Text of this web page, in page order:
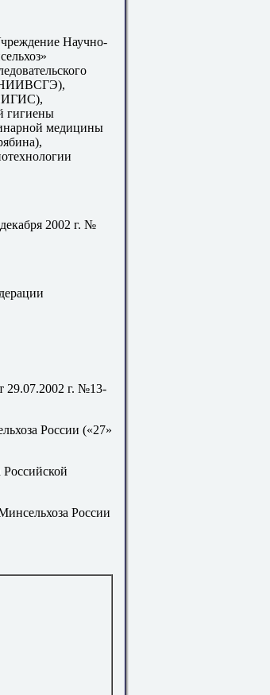
Научно-
гигиены
медицины
2002 г. №
29.07.2002 г. №13-
России («27»
Российской
России